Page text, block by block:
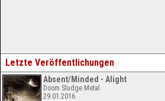
Letzte Veröffentlichungen
Absent/Minded - Alight
Doom Sludge Metal
29.01.2016